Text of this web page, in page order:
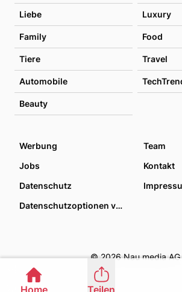
Liebe Luxury
Family Food
Tiere Travel
Automobile
Beauty
Werbung
Team
Jobs
Kontakt
Datenschutz
Datenschutzoptionen verwalten
© 2026 Nau media AG
Home Teilen